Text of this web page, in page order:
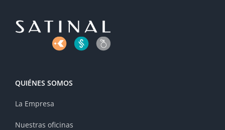
QUIÉNES SOMOS
La Empresa
Nuestras oficinas